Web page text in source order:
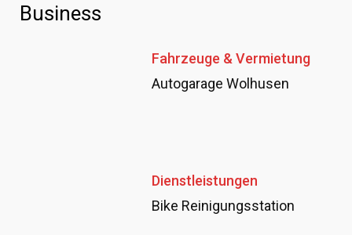
Business
Fahrzeuge & Vermietung
Autogarage Wolhusen
Dienstleistungen
Bike Reinigungsstation